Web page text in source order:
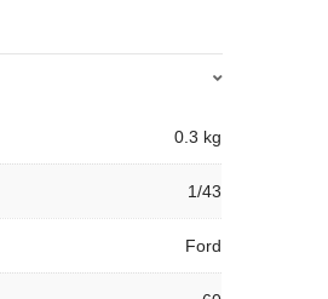
0.3 kg
1/43
Ford